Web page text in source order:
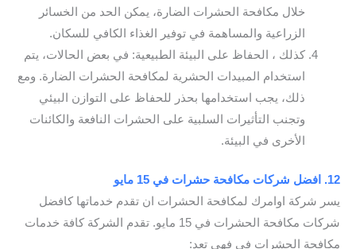
خلال مكافحة الحشرات الضارة، يمكن الحد من الخسائر
الزراعية والمساهمة في توفير الغذاء الكافي للسكان.
كذلك ، الحفاظ على البيئة الطبيعية: في بعض الحالات، يتم
استخدام المبيدات الحشرية لمكافحة الحشرات الضارة. ومع
ذلك، يجب استخدامها بحذر للحفاظ على التوازن البيئي
وتجنب التأثيرات السلبية على الحشرات النافعة والكائنات
الأخرى في البيئة.
12. افضل شركات مكافحة حشرات في 15 مايو
يسر شركة اوامرك لمكافحة الحشرات ان تقدم خدماتها كافضل
شركات مكافحة الحشرات في 15 مايو. تقدم الشركة كافة خدمات
مكافحة الحشرات في فهي تعد: